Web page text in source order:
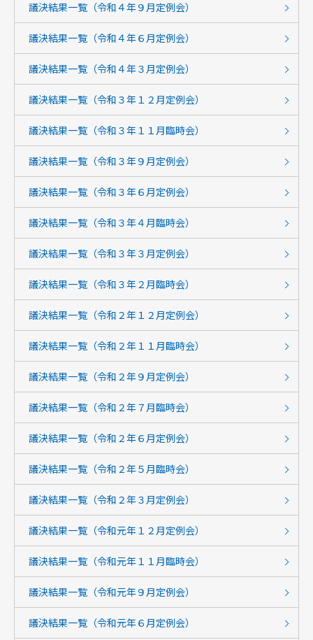
議決結果一覧（令和４年９月定例会）
議決結果一覧（令和４年６月定例会）
議決結果一覧（令和４年３月定例会）
議決結果一覧（令和３年１２月定例会）
議決結果一覧（令和３年１１月臨時会）
議決結果一覧（令和３年９月定例会）
議決結果一覧（令和３年６月定例会）
議決結果一覧（令和３年４月臨時会）
議決結果一覧（令和３年３月定例会）
議決結果一覧（令和３年２月臨時会）
議決結果一覧（令和２年１２月定例会）
議決結果一覧（令和２年１１月臨時会）
議決結果一覧（令和２年９月定例会）
議決結果一覧（令和２年７月臨時会）
議決結果一覧（令和２年６月定例会）
議決結果一覧（令和２年５月臨時会）
議決結果一覧（令和２年３月定例会）
議決結果一覧（令和元年１２月定例会）
議決結果一覧（令和元年１１月臨時会）
議決結果一覧（令和元年９月定例会）
議決結果一覧（令和元年６月定例会）